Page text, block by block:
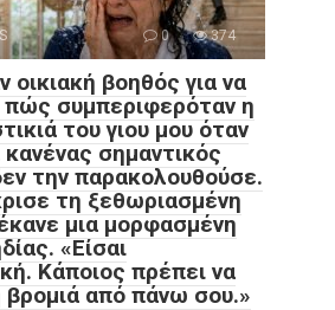
0 374
οικιακή βοηθός για να
συμπεριφερόταν η
του γιου μου όταν
κανένας σημαντικός
την παρακολουθούσε.
τη ξεθωριασμένη
μια μορφασμένη
«Είσαι
Κάποιος πρέπει να
βρομιά από πάνω σου.»